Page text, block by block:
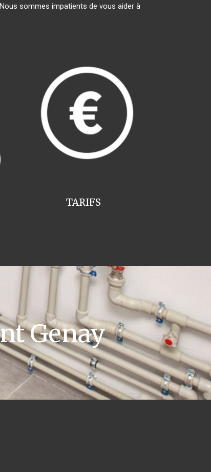
sommes impatients de vous aider à
TARIFS
Genay